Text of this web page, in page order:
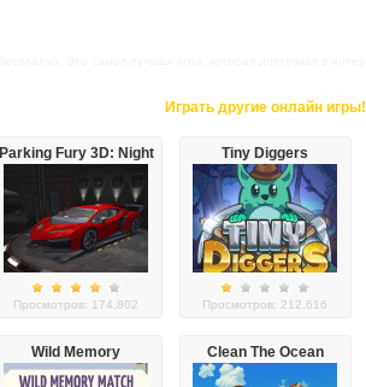
Играть другие онлайн игры!
Parking Fury 3D: Night
Просмотров: 174,802
Tiny Diggers
Просмотров: 212,616
Wild Memory Clean The Ocean